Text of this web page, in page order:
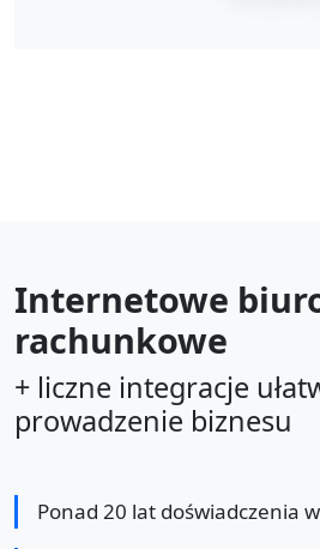
Internetowe
rachunkowe
+ liczne integracje
prowadzenie biznesu
Ponad 20 lat doświadczenia